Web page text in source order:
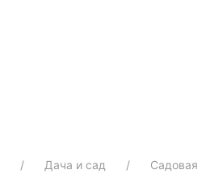
Дача и сад
Садовая